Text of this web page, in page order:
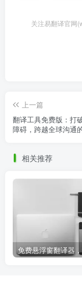
关注易翻译官网
上一篇
翻译工具免费版：打
障碍，跨越全球沟通
相关推荐